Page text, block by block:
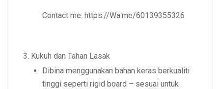
Contact me: https://Wa.me/60139355326
Kukuh dan Tahan Lasak
Dibina menggunakan bahan keras berkualiti
tinggi seperti rigid board – sesuai untuk